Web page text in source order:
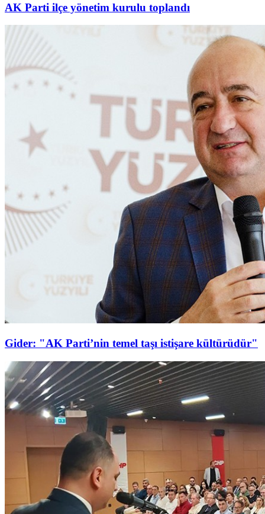
AK Parti ilçe yönetim kurulu toplandı
Gider: "AK Parti’nin temel taşı istişare kültürüdür"